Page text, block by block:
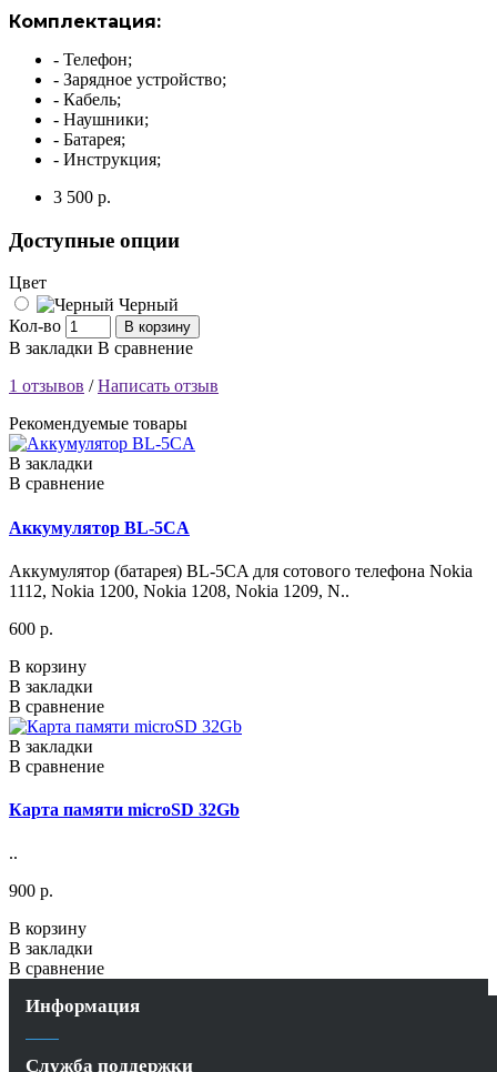
Комплектация:
- Телефон;
- Зарядное устройство;
- Кабель;
- Наушники;
- Батарея;
- Инструкция;
3 500 р.
Доступные опции
Цвет
Черный
Кол-во
В корзину
В закладки В сравнение
1 отзывов /Написать отзыв
Рекомендуемые товары
В закладки
В сравнение
Аккумулятор BL-5CA
Аккумулятор (батарея) BL-5CA для сотового телефона Nokia
1112, Nokia 1200, Nokia 1208, Nokia 1209, N..
600 р.
В корзину
В закладки
В сравнение
В закладки
В сравнение
Карта памяти microSD 32Gb
..
900 р.
В корзину
В закладки
В сравнение
Информация
Служба поддержки